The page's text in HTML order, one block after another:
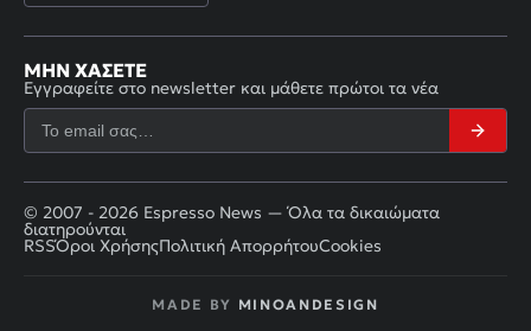
ΜΗΝ ΧΆΣΕΤΕ
Εγγραφείτε στο newsletter και μάθετε πρώτοι τα νέα
© 2007 - 2026 Espresso News — Όλα τα δικαιώματα
διατηρούνται
RSSΌροι ΧρήσηςΠολιτική ΑπορρήτουCookies
MADE BY MINOANDESIGN